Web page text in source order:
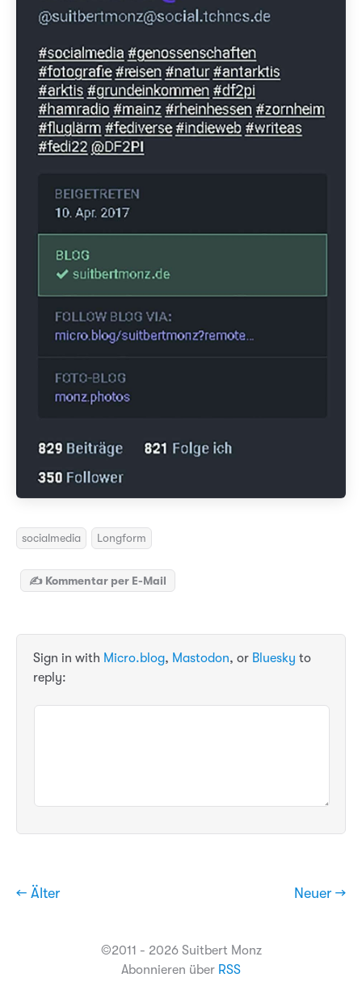
socialmedia Longform
✍️ Kommentar per E-Mail
Sign in with Micro.blog, Mastodon, or Bluesky to
reply:
← Älter Neuer →
©2011 - 2026 Suitbert Monz
Abonnieren über RSS